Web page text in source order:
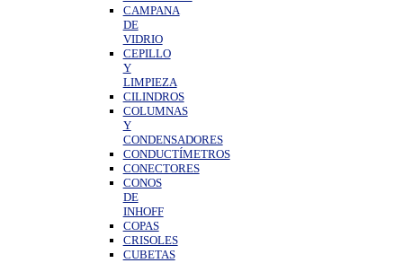
CAMPANA
DE
VIDRIO
CEPILLO
Y
LIMPIEZA
CILINDROS
COLUMNAS
Y
CONDENSADORES
CONDUCTÍMETROS
CONECTORES
CONOS
DE
INHOFF
COPAS
CRISOLES
CUBETAS